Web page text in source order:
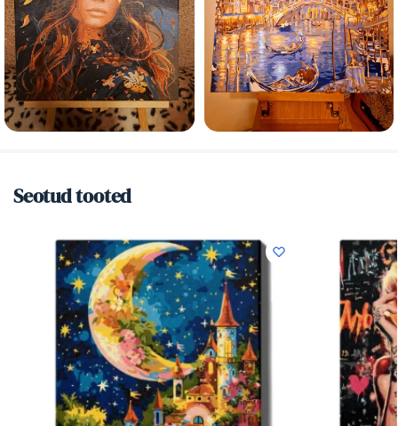
Seotud tooted